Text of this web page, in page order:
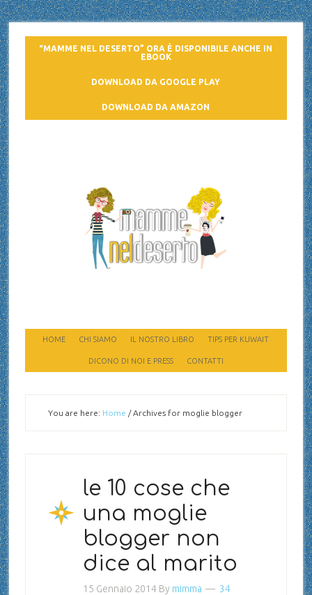
“MAMME NEL DESERTO” ORA È DISPONIBILE ANCHE IN
EBOOK
DOWNLOAD DA GOOGLE PLAY
DOWNLOAD DA AMAZON
HOME CHI SIAMO IL NOSTRO LIBRO TIPS PER KUWAIT
DICONO DI NOI E PRESS CONTATTI
You are here: Home /Archives for moglie blogger
le 10 cose che
una moglie
blogger non
dice al marito
15 Gennaio 2014 By mimma
34